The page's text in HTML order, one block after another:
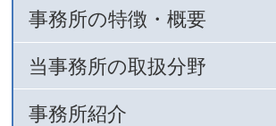
事務所の特徴・概要
当事務所の取扱分野
事務所紹介